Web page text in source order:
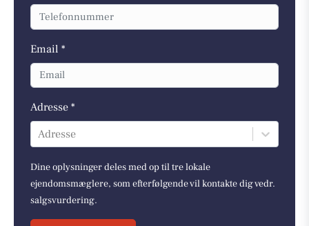
Email *
Adresse *
Adresse
Dine oplysninger deles med op til tre lokale
ejendomsmæglere, som efterfølgende vil kontakte dig vedr.
salgsvurdering.